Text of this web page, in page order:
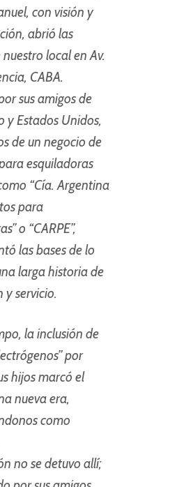
con visión y
abrió las
local en Av.
CABA.
sus amigos de
y Estados Unidos,
de un negocio de
esquiladoras
“Cía. Argentina
para
o “CARPE”,
las bases de lo
larga historia de
y servicio.
la inclusión de
por
hijos marcó el
nueva era,
como
no se detuvo allí;